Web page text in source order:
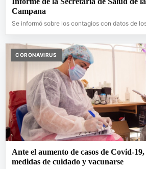
Campana
Se informó sobre los contagios con datos de
CORONAVIRUS
Ante el aumento de casos de Covid-
medidas de cuidado y vacunarse